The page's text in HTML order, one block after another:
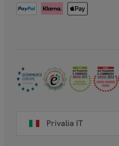
Privalia IT